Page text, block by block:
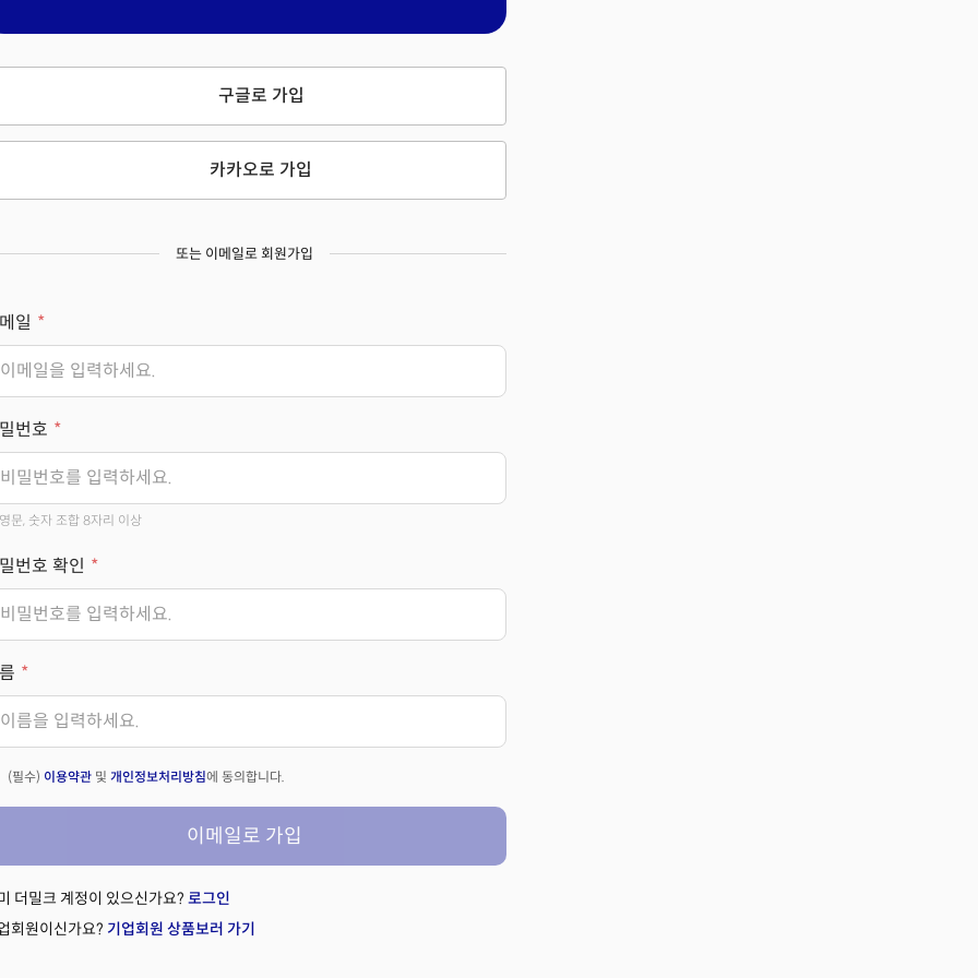
구글로 가입
카카오로 가입
또는 이메일로 회원가입
일
번호
영문, 숫자 조합 8자리 이상
번호 확인
(필수) 이용약관 및 개인정보처리방침에 동의합니다.
이메일로 가입
더밀크 계정이 있으신가요? 로그인
회원이신가요? 기업회원 상품보러 가기